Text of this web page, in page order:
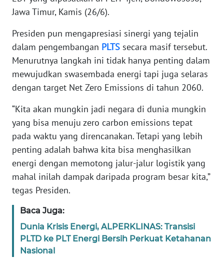
Jawa Timur, Kamis (26/6).
Presiden pun mengapresiasi sinergi yang tejalin
dalam pengembangan PLTS secara masif tersebut.
Menurutnya langkah ini tidak hanya penting dalam
mewujudkan swasembada energi tapi juga selaras
dengan target Net Zero Emissions di tahun 2060.
“Kita akan mungkin jadi negara di dunia mungkin
yang bisa menuju zero carbon emissions tepat
pada waktu yang direncanakan. Tetapi yang lebih
penting adalah bahwa kita bisa menghasilkan
energi dengan memotong jalur-jalur logistik yang
mahal inilah dampak daripada program besar kita,”
tegas Presiden.
Baca Juga:
Dunia Krisis Energi, ALPERKLINAS: Transisi
PLTD ke PLT Energi Bersih Perkuat Ketahanan
Nasional
PAPUA
BARAT
WN
SERAMBI
WN
JAMBI
WN
SULTRA
NTB
WN